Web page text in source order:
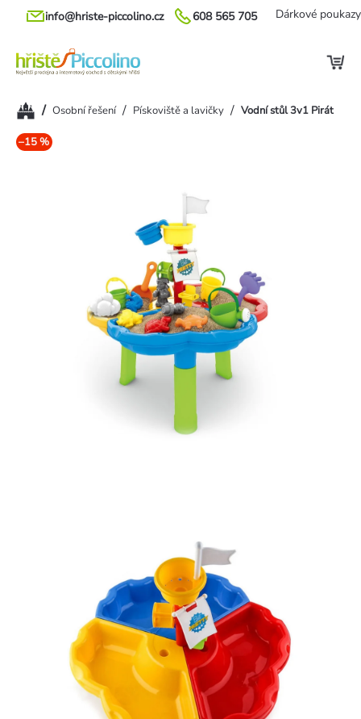
Přejít
608 565 705
info@hriste-piccolino.cz Dárkové poukazy
Domů/ Osobní řešení / Pískoviště a lavičky / Vodní stůl 3v1 Pirát
–15 %